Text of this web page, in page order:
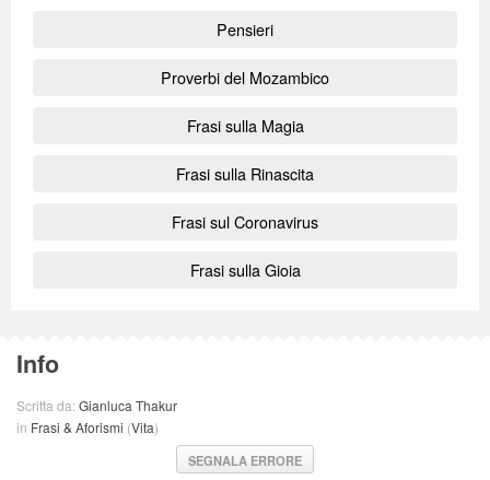
Pensieri
Proverbi del Mozambico
Frasi sulla Magia
Frasi sulla Rinascita
Frasi sul Coronavirus
Frasi sulla Gioia
Info
Scritta da:Gianluca Thakur
in Frasi & Aforismi (Vita)
SEGNALA ERRORE